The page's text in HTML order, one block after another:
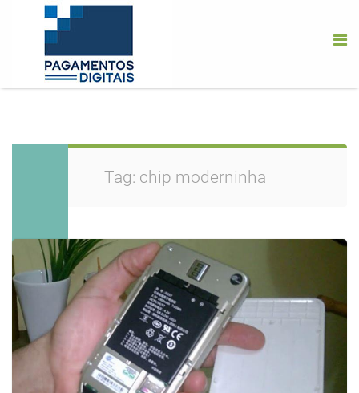
Tag: chip moderninha